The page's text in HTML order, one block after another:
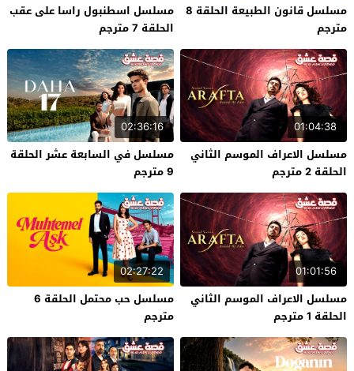
مسلسل قانون الطبيعة الحلقة 8
مترجم
مسلسل اسطنبول راسا على عقب
الحلقة 7 مترجم
01:04:38
مسلسل الاعراف الموسم الثاني
الحلقة 2 مترجم
02:36:16
مسلسل في السابعة عشر الحلقة
9 مترجم
01:01:56
مسلسل الاعراف الموسم الثاني
الحلقة 1 مترجم
02:27:22
مسلسل حب محتمل الحلقة 6
مترجم